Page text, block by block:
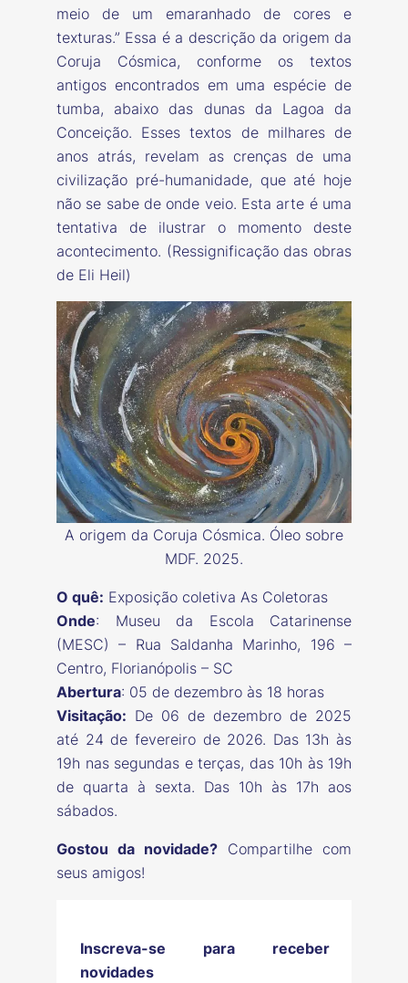
meio de um emaranhado de cores e
texturas.” Essa é a descrição da origem da
Coruja Cósmica, conforme os textos
antigos encontrados em uma espécie de
tumba, abaixo das dunas da Lagoa da
Conceição. Esses textos de milhares de
anos atrás, revelam as crenças de uma
civilização pré-humanidade, que até hoje
não se sabe de onde veio. Esta arte é uma
tentativa de ilustrar o momento deste
acontecimento. (Ressignificação das obras
de Eli Heil)
A origem da Coruja Cósmica. Óleo sobre
MDF. 2025.
O quê: Exposição coletiva As Coletoras
Onde: Museu da Escola Catarinense
(MESC) – Rua Saldanha Marinho, 196 –
Centro, Florianópolis – SC
Abertura: 05 de dezembro às 18 horas
Visitação: De 06 de dezembro de 2025
até 24 de fevereiro de 2026. Das 13h às
19h nas segundas e terças, das 10h às 19h
de quarta à sexta. Das 10h às 17h aos
sábados.
Gostou da novidade? Compartilhe com
seus amigos!
Inscreva-se para receber
novidades